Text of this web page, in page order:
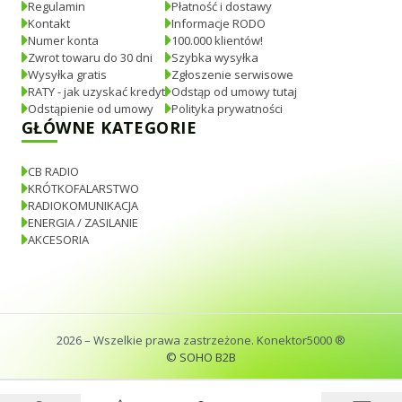
Regulamin
Kontakt
Numer konta
Zwrot towaru do 30 dni
Wysyłka gratis
RATY - jak uzyskać kredyt
Odstąpienie od umowy
Płatność i dostawy
Informacje RODO
100.000 klientów!
Szybka wysyłka
Zgłoszenie serwisowe
Odstąp od umowy tutaj
Polityka prywatności
GŁÓWNE KATEGORIE
CB RADIO
KRÓTKOFALARSTWO
RADIOKOMUNIKACJA
ENERGIA / ZASILANIE
AKCESORIA
2026– Wszelkie prawa zastrzeżone. Konektor5000 ®
© SOHO B2B